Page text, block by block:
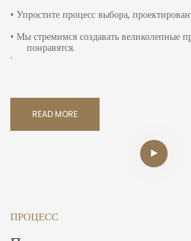
• Упростите процесс выбора,
• Мы стремимся создавать великолепные
понравятся.
·
READ MORE
ПРОЦЕСС